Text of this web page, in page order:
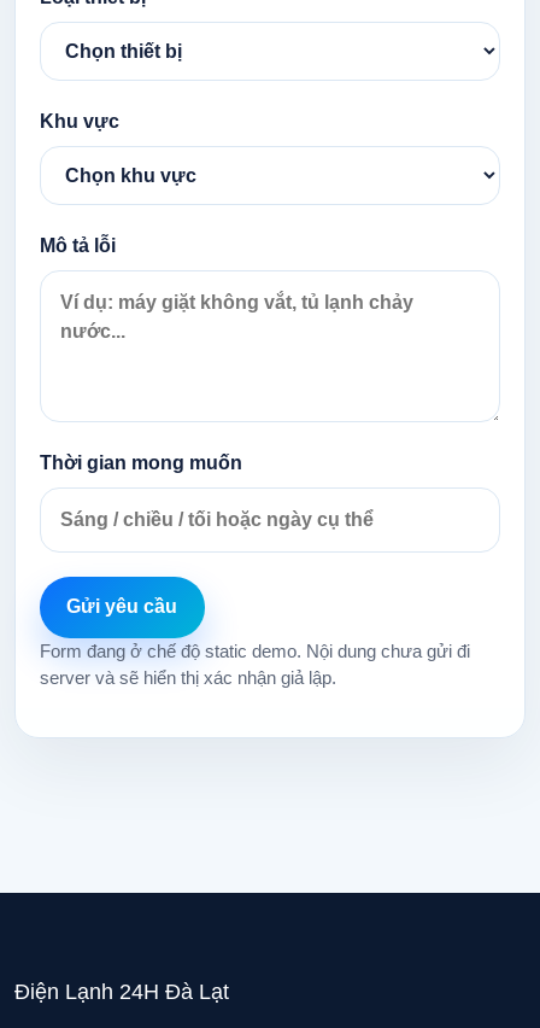
Khu vực
Mô tả lỗi
Thời gian mong muốn
Gửi yêu cầu
Form đang ở chế độ static demo. Nội dung chưa gửi đi
server và sẽ hiển thị xác nhận giả lập.
Điện Lạnh 24H Đà Lạt